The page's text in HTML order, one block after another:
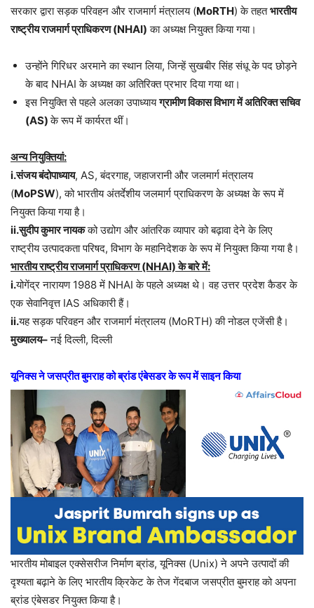
सरकार द्वारा सड़क परिवहन और राजमार्ग मंत्रालय (MoRTH) के तहतभारतीय
राष्ट्रीय राजमार्ग प्राधिकरण (NHAI) का अध्यक्ष नियुक्त किया गया।
उन्होंने गिरिधर अरमाने का स्थान लिया, जिन्हें सुखबीर सिंह संधू के पद छोड़ने
के बाद NHAI के अध्यक्ष का अतिरिक्त प्रभार दिया गया था।
इस नियुक्ति से पहले अलका उपाध्यायग्रामीण विकास विभाग में अतिरिक्त सचिव
(AS)के रूप में कार्यरत थीं।
अन्य नियुक्तियां:
i.संजय बंदोपाध्याय, AS, बंदरगाह, जहाजरानी और जलमार्ग मंत्रालय
(MoPSW), को भारतीय अंतर्देशीय जलमार्ग प्राधिकरण के अध्यक्ष के रूप में
नियुक्त किया गया है।
ii.सुदीप कुमार नायकको उद्योग और आंतरिक व्यापार को बढ़ावा देने के लिए
राष्ट्रीय उत्पादकता परिषद, विभाग के महानिदेशक के रूप में नियुक्त किया गया है।
भारतीय राष्ट्रीय राजमार्ग प्राधिकरण (NHAI) के बारे में:
i.योगेंद्र नारायण 1988 में NHAI के पहले अध्यक्ष थे। वह उत्तर प्रदेश कैडर के
एक सेवानिवृत्त IAS अधिकारी हैं।
ii.यह सड़क परिवहन और राजमार्ग मंत्रालय (MoRTH) की नोडल एजेंसी है।
मुख्यालय–नई दिल्ली, दिल्ली
यूनिक्स ने जसप्रीत बुमराह को ब्रांड एंबेसडर के रूप में साइन किया
भारतीय मोबाइल एक्सेसरीज निर्माण ब्रांड, यूनिक्स (Unix) ने अपने उत्पादों की
दृश्यता बढ़ाने के लिए भारतीय क्रिकेट के तेज गेंदबाज जसप्रीत बुमराह को अपना
ब्रांड एंबेसडर नियुक्त किया है।